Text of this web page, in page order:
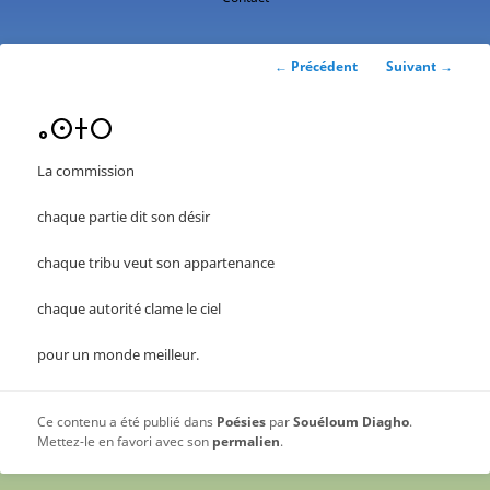
Navigation
← Précédent Suivant →
ⴰⵙⵜⵔ
La commission
chaque partie dit son désir
chaque tribu veut son appartenance
chaque autorité clame le ciel
pour un monde meilleur.
Ce contenu a été publié dans Poésies parSouéloum Diagho.
Mettez-le en favori avec son permalien.